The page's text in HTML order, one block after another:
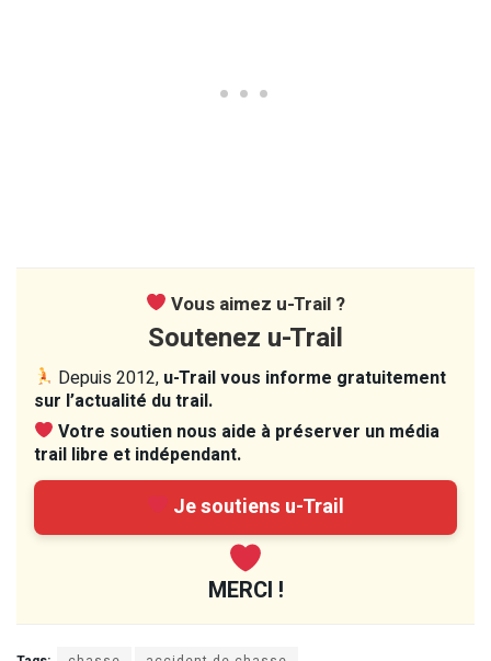
Vous aimez u-Trail ?
Soutenez u-Trail
Depuis 2012, u-Trail vous informe gratuitement
sur l’actualité du trail.
Votre soutien nous aide à préserver un média
trail libre et indépendant.
Je soutiens u-Trail
MERCI !